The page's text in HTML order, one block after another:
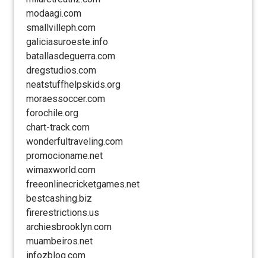
modaagi.com
smallvilleph.com
galiciasuroeste.info
batallasdeguerra.com
dregstudios.com
neatstuffhelpskids.org
moraessoccer.com
forochile.org
chart-track.com
wonderfultraveling.com
promocioname.net
wimaxworld.com
freeonlinecricketgames.net
bestcashing.biz
firerestrictions.us
archiesbrooklyn.com
muambeiros.net
infozblog.com